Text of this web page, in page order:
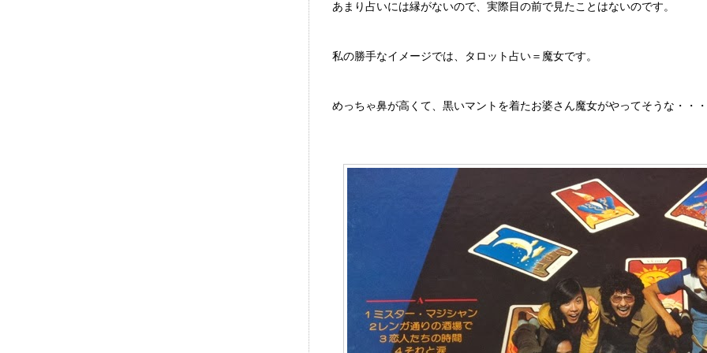
あまり占いには縁がないので、実際目の前で見たことはないのです。
私の勝手なイメージでは、タロット占い＝魔女です。
めっちゃ鼻が高くて、黒いマントを着たお婆さん魔女がやってそうな・・